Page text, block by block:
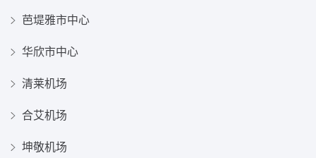
芭堤雅市中心
华欣市中心
清莱机场
合艾机场
坤敬机场